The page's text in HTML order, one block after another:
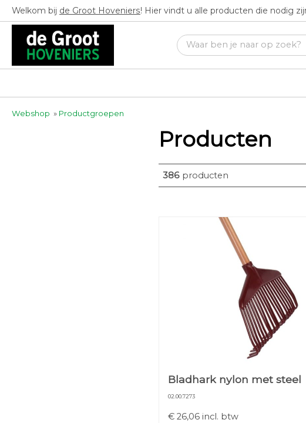
Welkom bij de Groot Hoveniers! Hier vindt u alle producten die nodig
Webshop » Productgroepen
Producten
386 producten
Bladhark nylon met steel
02.00.7273
€ 26,06 incl. btw